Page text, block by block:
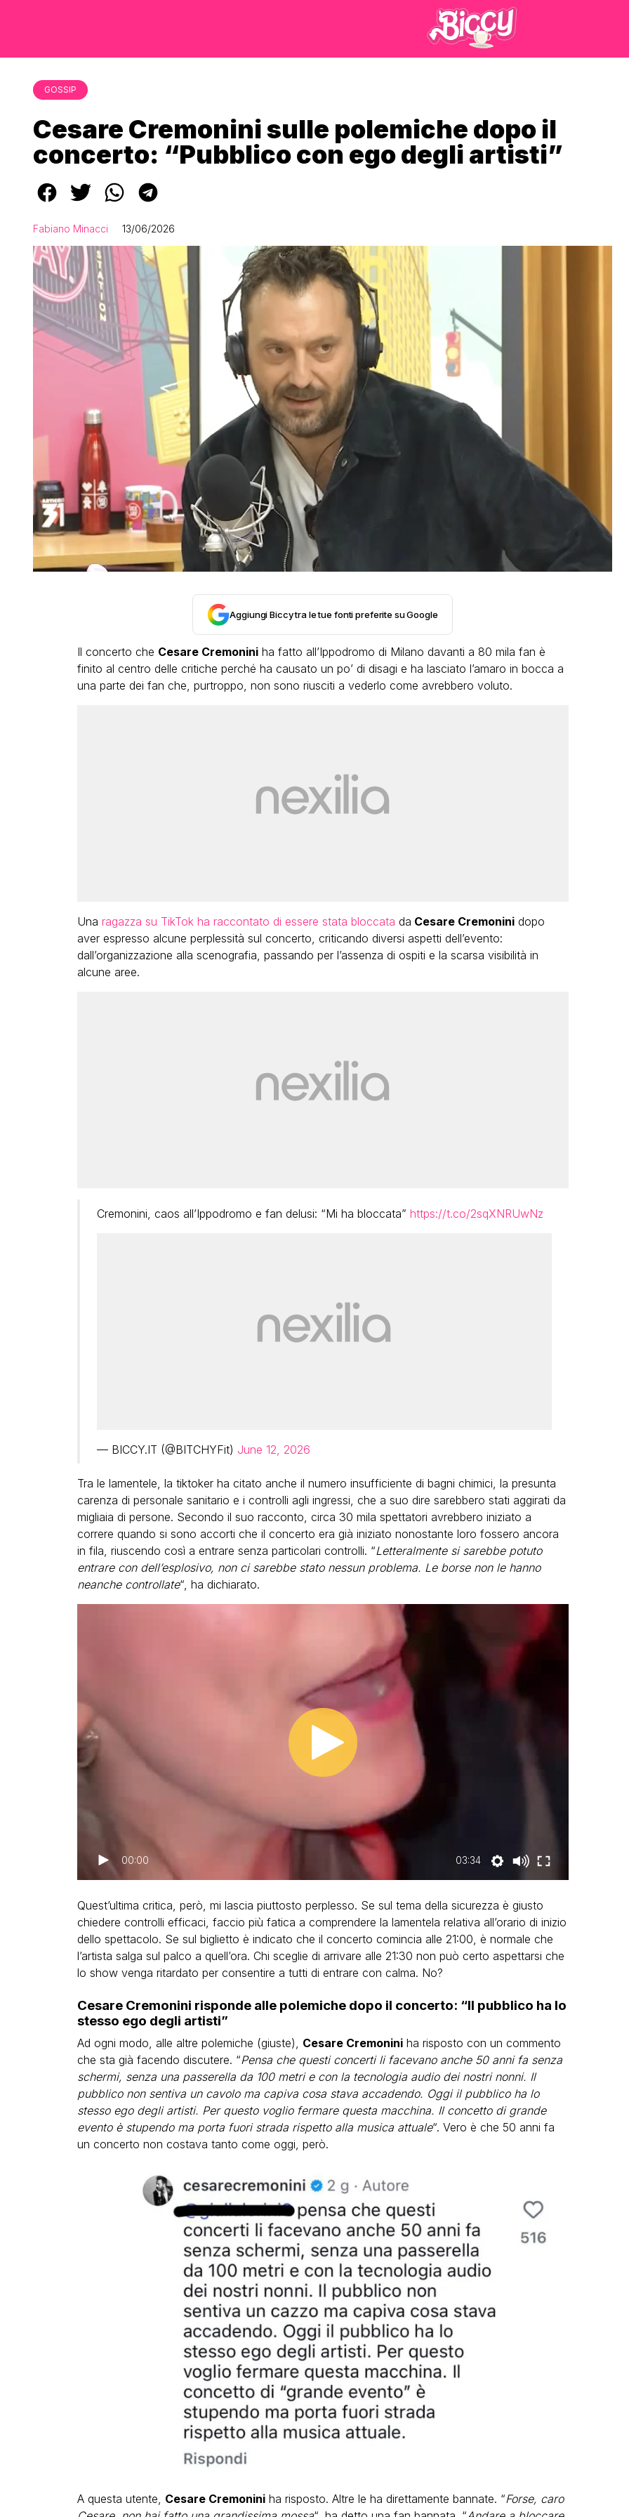
GOSSIP
Cesare Cremonini sulle polemiche dopo il
concerto: “Pubblico con ego degli artisti”
Fabiano Minacci 13/06/2026
Aggiungi Biccy tra le tue fonti preferite su Google
Il concerto che Cesare Cremoniniha fatto all’Ippodromo di Milano davanti a 80 mila fan è
finito al centro delle critiche perché ha causato un po’ di disagi e ha lasciato l’amaro in bocca a
una parte dei fan che, purtroppo, non sono riusciti a vederlo come avrebbero voluto.
Una ragazza su TikTok ha raccontato di essere stata bloccata da Cesare Cremoninidopo
aver espresso alcune perplessità sul concerto, criticando diversi aspetti dell’evento:
dall’organizzazione alla scenografia, passando per l’assenza di ospiti e la scarsa visibilità in
alcune aree.
Cremonini, caos all’Ippodromo e fan delusi: “Mi ha bloccata” https://t.co/2sqXNRUwNz
— BICCY.IT (@BITCHYFit) June 12, 2026
Tra le lamentele, la tiktoker ha citato anche il numero insufficiente di bagni chimici, la presunta
carenza di personale sanitario e i controlli agli ingressi, che a suo dire sarebbero stati aggirati da
migliaia di persone. Secondo il suo racconto, circa 30 mila spettatori avrebbero iniziato a
correre quando si sono accorti che il concerto era già iniziato nonostante loro fossero ancora
in fila, riuscendo così a entrare senza particolari controlli. “Letteralmente si sarebbe potuto
entrare con dell’esplosivo, non ci sarebbe stato nessun problema. Le borse non le hanno
neanche controllate“, ha dichiarato.
00:00 03:34
Quest’ultima critica, però, mi lascia piuttosto perplesso. Se sul tema della sicurezza è giusto
chiedere controlli efficaci, faccio più fatica a comprendere la lamentela relativa all’orario di inizio
dello spettacolo. Se sul biglietto è indicato che il concerto comincia alle 21:00, è normale che
l’artista salga sul palco a quell’ora. Chi sceglie di arrivare alle 21:30 non può certo aspettarsi che
lo show venga ritardato per consentire a tutti di entrare con calma. No?
Cesare Cremonini risponde alle polemiche dopo il concerto: “Il pubblico ha lo
stesso ego degli artisti”
Ad ogni modo, alle altre polemiche (giuste), Cesare Cremoniniha risposto con un commento
che sta già facendo discutere. “Pensa che questi concerti li facevano anche 50 anni fa senza
schermi, senza una passerella da 100 metri e con la tecnologia audio dei nostri nonni. Il
pubblico non sentiva un cavolo ma capiva cosa stava accadendo. Oggi il pubblico ha lo
stesso ego degli artisti. Per questo voglio fermare questa macchina. Il concetto di grande
evento è stupendo ma porta fuori strada rispetto alla musica attuale“. Vero è che 50 anni fa
un concerto non costava tanto come oggi, però.
A questa utente, Cesare Cremoniniha risposto. Altre le ha direttamente bannate. “Forse, caro
compleanno con tutte le grandi
dive compie 15 anni: il video